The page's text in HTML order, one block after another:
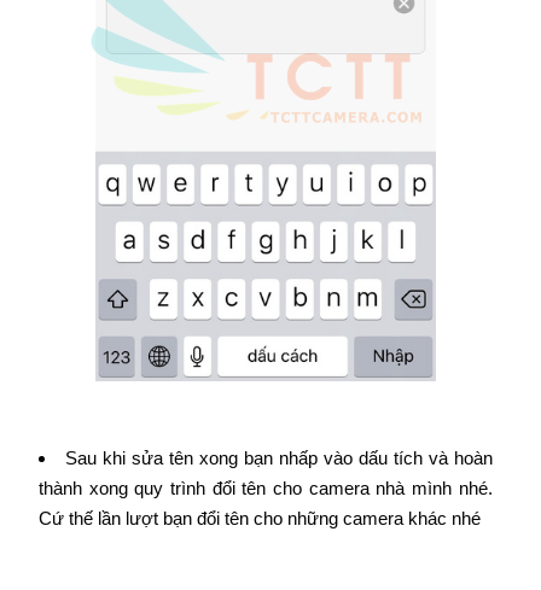
Sau khi sửa tên xong bạn nhấp vào dấu tích và hoàn
thành xong quy trình đổi tên cho camera nhà mình nhé.
Cứ thế lần lượt bạn đổi tên cho những camera khác nhé